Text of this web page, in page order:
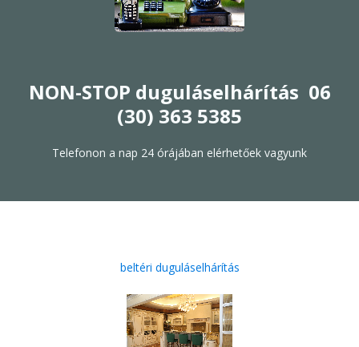
NON-STOP duguláselhárítás 06
(30) 363 5385
Telefonon a nap 24 órájában elérhetőek vagyunk
beltéri duguláselhárítás